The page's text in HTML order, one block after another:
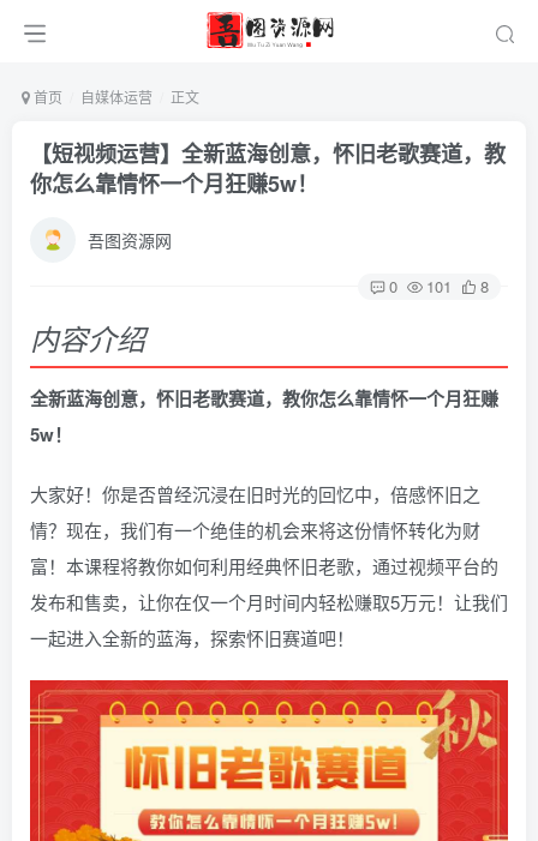
首页 自媒体运营 正文
【短视频运营】全新蓝海创意，怀旧老歌赛道，教
你怎么靠情怀一个月狂赚5w！
吾图资源网
0 101 8
内容介绍
全新蓝海创意，怀旧老歌赛道，教你怎么靠情怀一个月狂赚
5w！
大家好！你是否曾经沉浸在旧时光的回忆中，倍感怀旧之
情？现在，我们有一个绝佳的机会来将这份情怀转化为财
富！本课程将教你如何利用经典怀旧老歌，通过视频平台的
发布和售卖，让你在仅一个月时间内轻松赚取5万元！让我们
一起进入全新的蓝海，探索怀旧赛道吧！